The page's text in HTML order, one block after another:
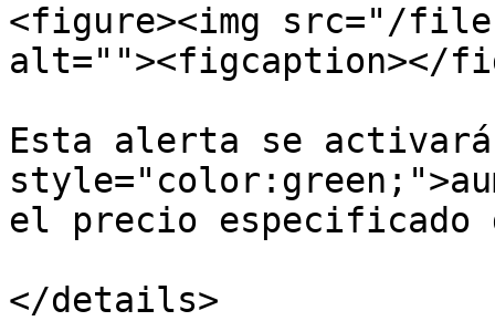
<figure><img src="/files/
alt=""><figcaption></
Esta alerta se
el precio especificado
</details>